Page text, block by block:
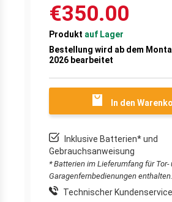
€350.00
Produkt auf Lager
Bestellung wird ab dem
2026 bearbeitet
In den
Inklusive Batterien* und
Gebrauchsanweisung
* Batterien im Lieferumfang für Tor-
Garagenfernbedienungen enthalten.
Technischer Kundenservice